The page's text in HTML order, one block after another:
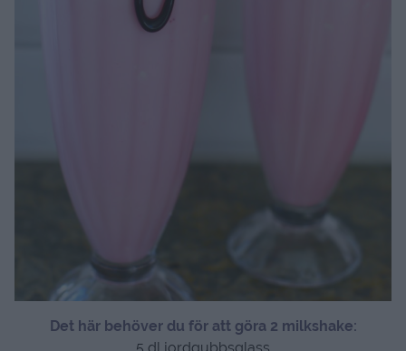
Det här behöver du för att göra 2 milkshake: